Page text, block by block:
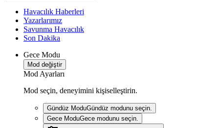
Havacılık Haberleri
Yazarlarımız
Savunma Havacılık
Son Dakika
Gece Modu
Mod değiştir
Mod Ayarları
Mod seçin, deneyimini kişiselleştirin.
Gündüz ModuGündüz modunu seçin.
Gece ModuGece modunu seçin.